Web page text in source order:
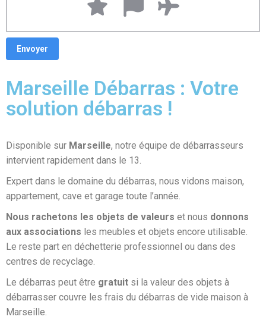
Marseille Débarras : Votre
solution débarras !
Disponible sur Marseille, notre équipe de débarrasseurs
intervient rapidement dans le 13.
Expert dans le domaine du débarras, nous vidons maison,
appartement, cave et garage toute l’année.
Nous rachetons les objets de valeurs et nous donnons
aux associations les meubles et objets encore utilisable.
Le reste part en déchetterie professionnel ou dans des
centres de recyclage.
Le débarras peut être gratuit si la valeur des objets à
débarrasser couvre les frais du débarras de vide maison à
Marseille.